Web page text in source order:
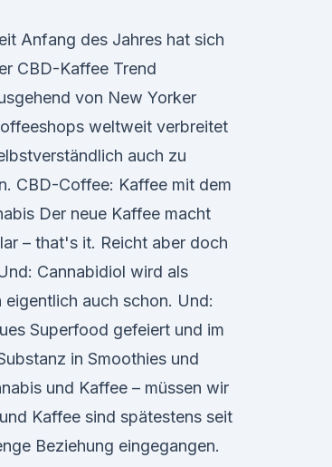
Anfang des Jahres hat sich
CBD-Kaffee Trend
von New Yorker
weltweit verbreitet
auch zu
CBD-Coffee: Kaffee mit dem
Der neue Kaffee macht
– that's it. Reicht aber doch
Cannabidiol wird als
auch schon. Und:
Superfood gefeiert und im
in Smoothies und
und Kaffee – müssen wir
Kaffee sind spätestens seit
Beziehung eingegangen.